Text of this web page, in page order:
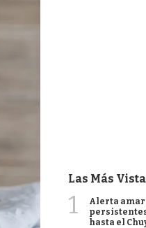
Las Más
1
Alerta
hasta el